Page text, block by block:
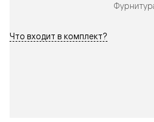
Что входит в комплект?